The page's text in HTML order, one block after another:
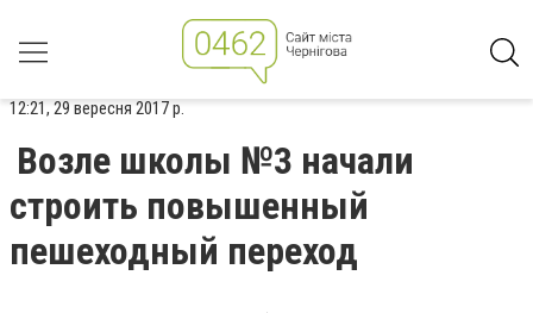
12:21, 29 вересня 2017 р.
Возле школы №3 начали
строить повышенный
пешеходный переход